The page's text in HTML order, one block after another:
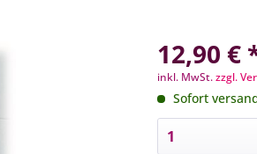
12,90 €
inkl. MwSt.zzgl.
Sofort